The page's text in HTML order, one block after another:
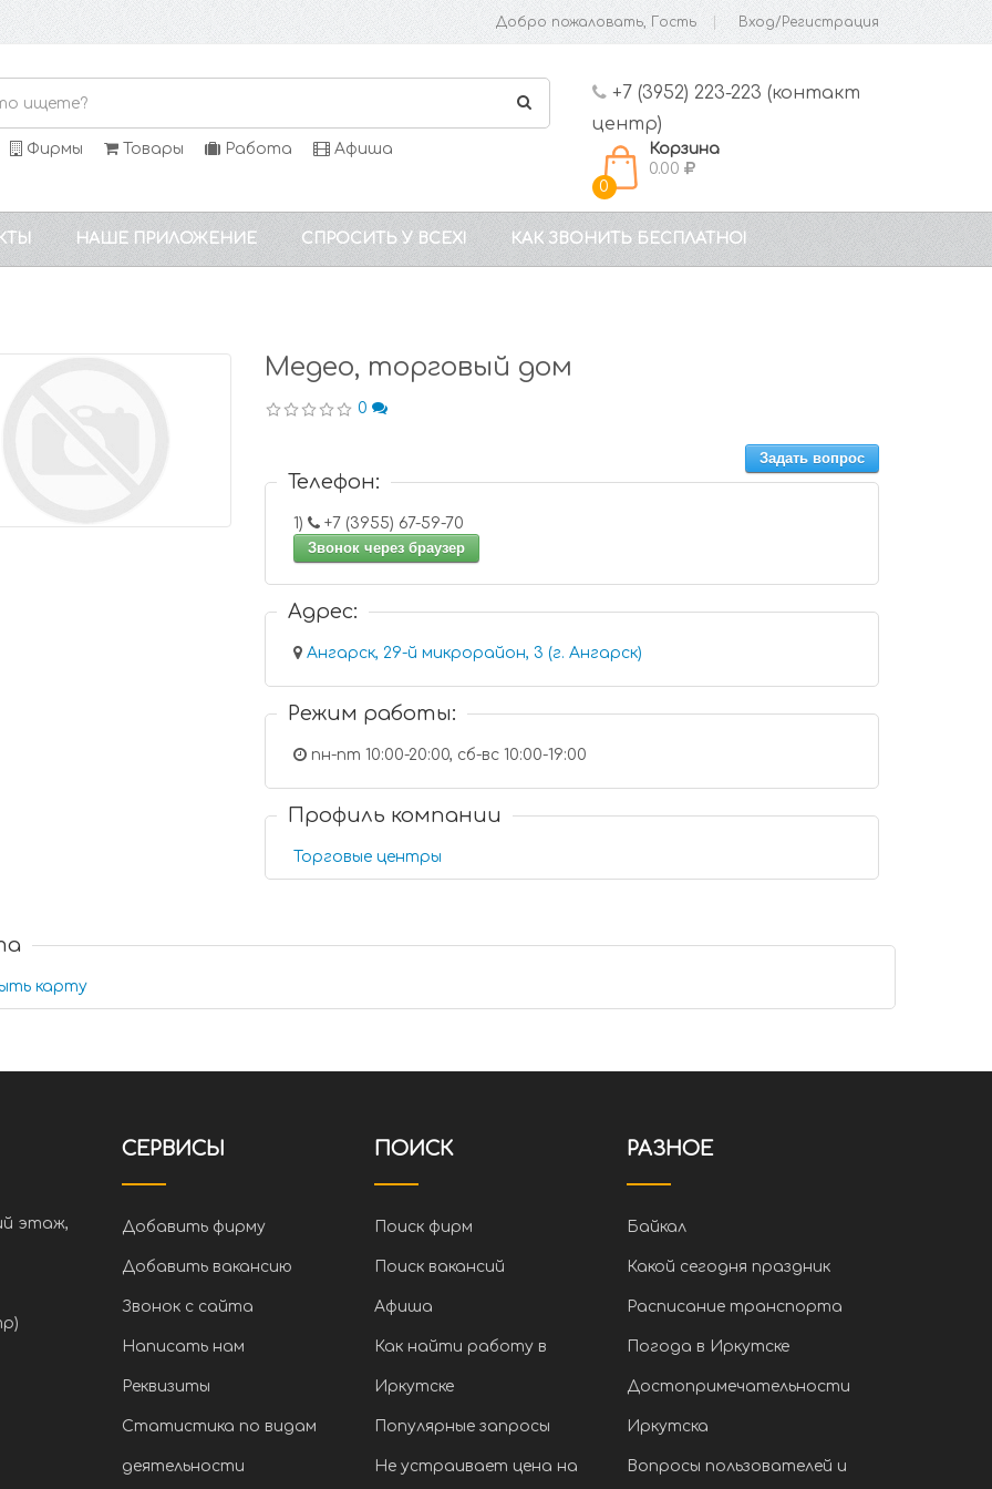
Добро пожаловать, Гость Вход/Регистрация
Фирмы Товары Работа Афиша
+7 (3952) 223-223 (контакт
центр)
0
Корзина
0.00
НАШЕ ПРИЛОЖЕНИЕ СПРОСИТЬ У ВСЕХ! КАК ЗВОНИТЬ БЕСПЛАТНО!
Медео, торговый дом
0
Задать вопрос
Телефон:
1)
+7 (3955) 67-59-70
Звонок через браузер
Адрес:
Ангарск, 29-й микрорайон, 3 (г. Ангарск)
Режим работы:
пн-пт 10:00-20:00, сб-вс 10:00-19:00
Профиль компании
Торговые центры
карту
этаж,
СЕРВИСЫ
Добавить фирму
Добавить вакансию
Звонок с сайта
Написать нам
Реквизиты
Статистика по видам
деятельности
ПОИСК
Поиск фирм
Поиск вакансий
Афиша
Как найти работу в
Иркутске
Популярные запросы
Не устраивает цена на
РАЗНОЕ
Байкал
Какой сегодня праздник
Расписание транспорта
Погода в Иркутске
Достопримечательности
Иркутска
Вопросы пользователей и